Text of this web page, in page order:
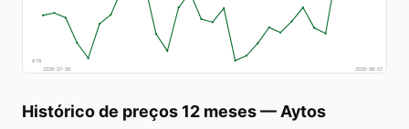
€78
2026-07-08
2026-08-07
Histórico de preços 12 meses— Aytos